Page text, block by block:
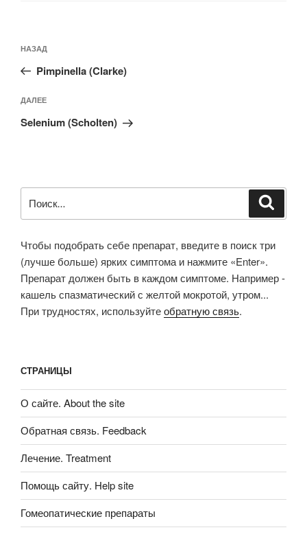
по
записям
Предыдущая
запись:
НАЗАД
Pimpinella (Clarke)
Следующая
запись
ДАЛЕЕ
Selenium (Scholten)
Чтобы подобрать себе препарат, введите в поиск три
(лучше больше) ярких симптома и нажмите «Enter».
Препарат должен быть в каждом симптоме. Например -
кашель спазматический с желтой мокротой, утром...
При трудностях, используйтеобратную связь.
СТРАНИЦЫ
О сайте. About the site
Обратная связь. Feedback
Лечение. Treatment
Помощь сайту. Help site
Гомеопатические препараты